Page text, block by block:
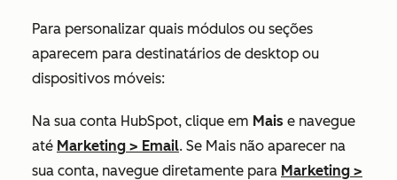
Para personalizar quais módulos ou seções
aparecem para destinatários de desktop ou
dispositivos móveis:
Na sua conta HubSpot, clique em Mais e navegue
até Marketing > Email. Se Mais não aparecer na
sua conta, navegue diretamente para Marketing >